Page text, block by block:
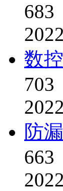
683
数
703
防
663